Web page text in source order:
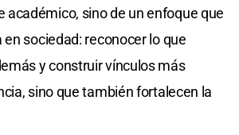
académico, sino de un enfoque que
sociedad: reconocer lo que
y construir vínculos más
sino que también fortalecen la